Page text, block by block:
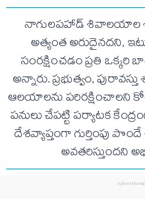
నాగులపహాడ్ శివాలయాల
అత్యంత అరుదైనదని,
సంరక్షించడం ప్రతి ఒక్కరి
అన్నారు. ప్రభుత్వం,
ఆలయాలను పరిరక్షించాలని
పనులు చేపట్టి పర్యాటక
దేశవ్యాప్తంగా గుర్తింపు
అవతరిస్తుందని